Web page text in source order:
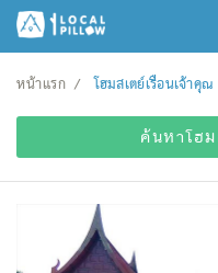
หน้าแรก โฮมสเตย์เรือนเจ้าคุณ
ค้นหาโฮ